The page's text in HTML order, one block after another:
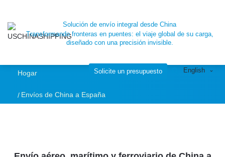
Solución de envío integral desde China
Transformando fronteras en puentes: el viaje global de su carga,
diseñado con una precisión invisible.
Solicite un presupuesto English
Hogar
Envíos de China a España